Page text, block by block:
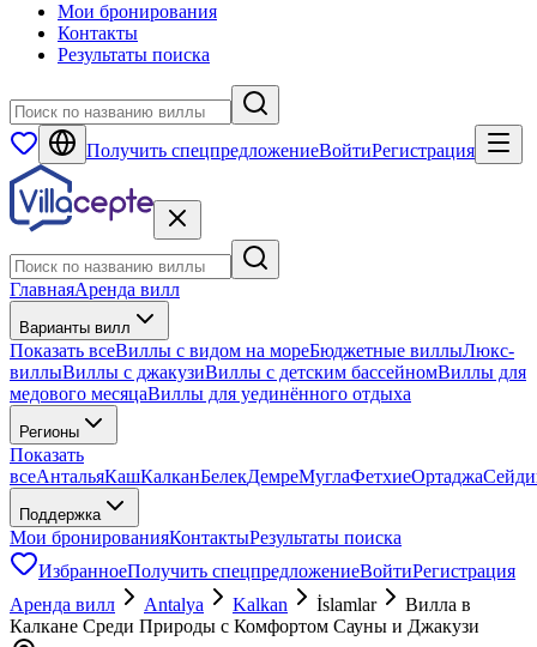
Мои бронирования
Контакты
Результаты поиска
Получить спецпредложениеВойтиРегистрация
ГлавнаяАренда вилл
Варианты вилл
Показать всеВиллы с видом на мореБюджетные виллыЛюкс-
виллыВиллы с джакузиВиллы с детским бассейномВиллы для
медового месяцаВиллы для уединённого отдыха
Регионы
Показать
всеАнтальяКашКалканБелекДемреМуглаФетхиеОртаджа
Поддержка
Мои бронированияКонтактыРезультаты поиска
ИзбранноеПолучить спецпредложениеВойтиРегистрация
Аренда вилл
Antalya Kalkan İslamlar
Вилла в
Калкане Среди Природы с Комфортом Сауны и Джакузи